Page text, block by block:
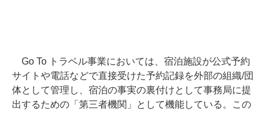
Go To トラベル事業においては、宿泊施設が公式予約
サイトや電話などで直接受けた予約記録を外部の組織/団
体として管理し、宿泊の事実の裏付けとして事務局に提
出するための「第三者機関」として機能している。この